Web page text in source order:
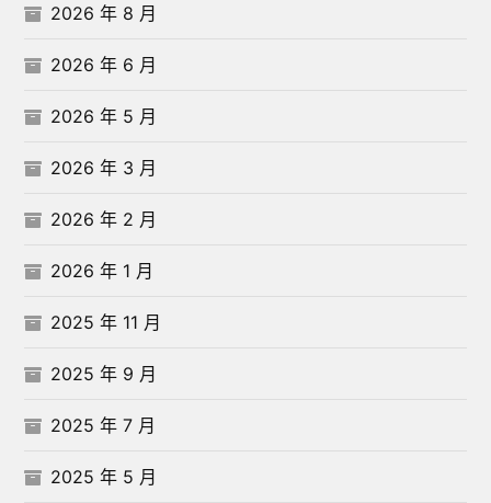
2026 年 8 月
2026 年 6 月
2026 年 5 月
2026 年 3 月
2026 年 2 月
2026 年 1 月
2025 年 11 月
2025 年 9 月
2025 年 7 月
2025 年 5 月